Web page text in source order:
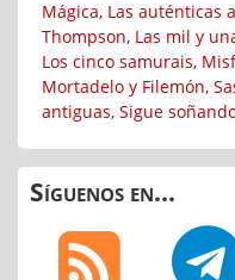
Mágica, Las auténticas
Thompson, Las mil y
Los cinco samurais,
Mortadelo y Filemón,
antiguas, Sigue
Síguenos en...